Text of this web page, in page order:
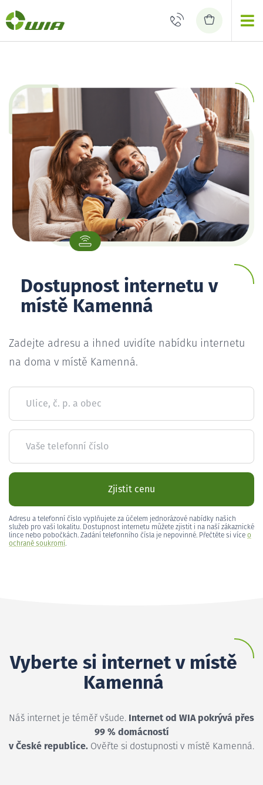
Dostupnost internetu v
místě Kamenná
Zadejte adresu a ihned uvidíte nabídku internetu
na doma v místě Kamenná.
Ulice, č. p. a obec
Vaše telefonní číslo
Zjistit cenu
Adresu a telefonní číslo vyplňujete za účelem jednorázové nabídky našich
služeb pro vaši lokalitu. Dostupnost internetu můžete zjistit i na naší zákaznické
lince nebo pobočkách. Zadání telefonního čísla je nepovinné. Přečtěte si více o
ochraně soukromí.
Vyberte si internet v místě
Kamenná
Náš internet je téměř všude. Internet od WIA pokrývá přes
99 % domácností
v České republice. Ověřte si dostupnosti v místě Kamenná.